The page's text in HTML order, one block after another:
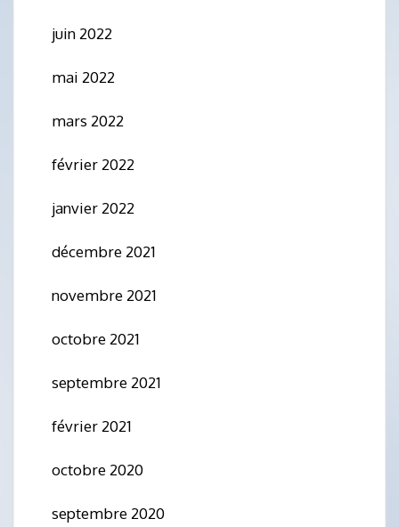
juin 2022
mai 2022
mars 2022
février 2022
janvier 2022
décembre 2021
novembre 2021
octobre 2021
septembre 2021
février 2021
octobre 2020
septembre 2020